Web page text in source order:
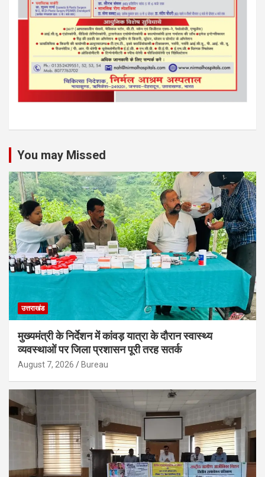
You may Missed
उत्तराखंड
मुख्यमंत्री के निर्देशन में कांवड़ यात्रा के दौरान स्वास्थ्य
व्यवस्थाओं पर जिला प्रशासन पूरी तरह सतर्क
August 7, 2026 Bureau